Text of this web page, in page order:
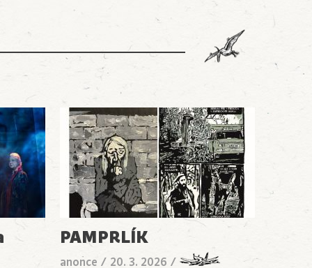
PAMPRLÍK
anonce / 20. 3. 2026 /